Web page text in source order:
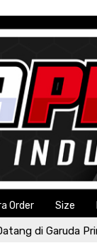
Order Size
di Garuda Print